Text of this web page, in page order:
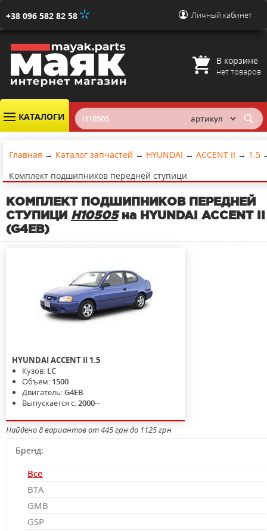
+38 096 582 82 58 Личный кабинет
В корзине
нет товаров
КАТАЛОГИ
Главная → Каталог запчастей → HYUNDAI → ACCENT II → 1.5
Комплект подшипников передней ступици
КОМПЛЕКТ ПОДШИПНИКОВ ПЕРЕДНЕЙ
СТУПИЦИ H10505на HYUNDAI ACCENT II
(G4EB)
HYUNDAIACCENT II 1.5
Кузов: LC
Объем: 1500
Двигатель:G4EB
Выпускается с:2000--
Найдено 8 вариантов от 445 грн до 1125 грн
Бренд:
Все
BTA
GMB
GSP